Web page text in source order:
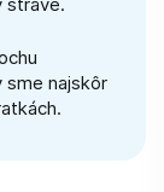
najskôr